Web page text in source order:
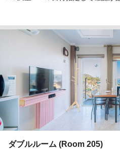
ダブルルーム (Room 205)